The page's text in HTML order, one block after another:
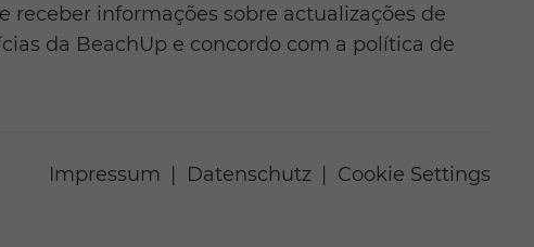
receber informações sobre actualizações de
da BeachUp e concordo com a política de
Impressum Datenschutz Cookie Settings